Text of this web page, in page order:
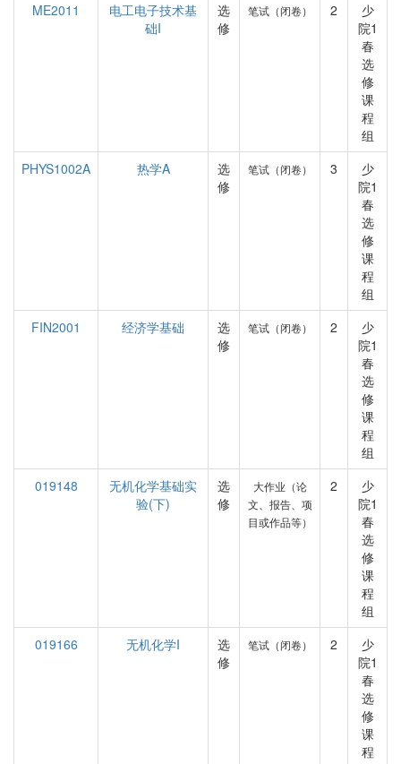
ME2011
电工电子技术基
础I
选
修
笔试（闭卷） 2
少
院1
春
选
修
课
程
组
PHYS1002A
热学A
选
修
笔试（闭卷） 3
少
院1
春
选
修
课
程
组
FIN2001
经济学基础
选
修
笔试（闭卷） 2
少
院1
春
选
修
课
程
组
019148
无机化学基础实
验(下)
选
修
大作业（论
文、报告、项
目或作品等）
2
少
院1
春
选
修
课
程
组
019166
无机化学I
选
修
笔试（闭卷） 2
少
院1
春
选
修
课
程